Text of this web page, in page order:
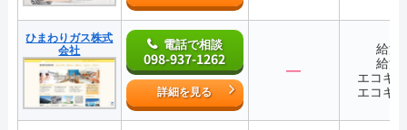
ひまわりガス株式
会社
電話で相談
098-937-1262
詳細を見る
―
給湯
給湯
エコキ
エコキ